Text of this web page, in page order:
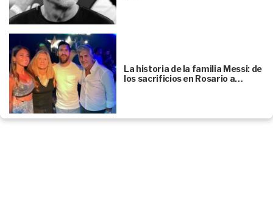
La historia de la familia Messi: de
los sacrificios en Rosario a…